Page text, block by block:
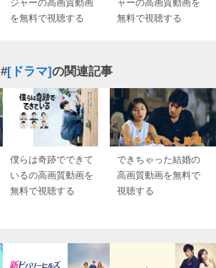
ジャーの高画質動画
を無料で視聴する
ャーの高画質動画を
無料で視聴する
#[ドラマ]の関連記事
僕らは奇跡でできて
いるの高画質動画を
無料で視聴する
できちゃった結婚の
高画質動画を無料で
視聴する